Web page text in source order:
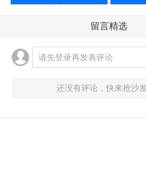
留言精选
请先登录再发表评论
还没有评论，快来抢沙